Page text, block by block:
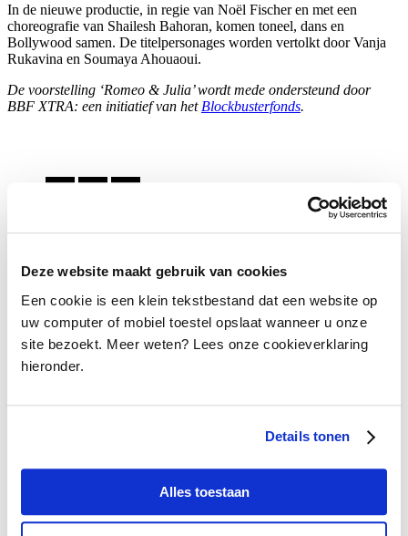
Deze website maakt gebruik van cookies
Een cookie is een klein tekstbestand dat een website op
uw computer of mobiel toestel opslaat wanneer u onze
site bezoekt. Meer weten? Lees onze cookieverklaring
hieronder.
Details tonen
Alles toestaan
In de nieuwe productie, in regie van Noël Fischer en met een
choreografie van Shailesh Bahoran, komen toneel, dans en
Bollywood samen. De titelpersonages worden vertolkt door Vanja
Rukavina en Soumaya Ahouaoui.
De voorstelling ‘Romeo & Julia’ wordt mede ondersteund door
BBF XTRA: een initiatief van het Blockbusterfonds.
Romeo & Julia (HNTjong, 2024). Foto: Bas de
Romeo & Julia (HNTjong, 2024). Foto: Bas de
Romeo & Julia (HNTjong, 2024). Foto: Bas de